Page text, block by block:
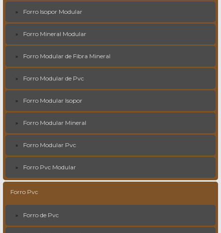
Forro Isopor Modular
Forro Mineral Modular
Forro Modular de Fibra Mineral
Forro Modular de Pvc
Forro Modular Isopor
Forro Modular Mineral
Forro Modular Pvc
Forro Pvc Modular
Forro Pvc
Forro de Pvc